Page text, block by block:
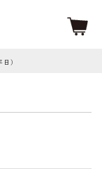
）